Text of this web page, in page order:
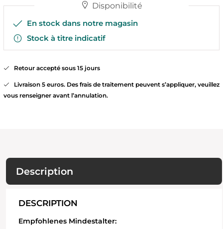
Disponibilité
En stock dans notre magasin
Stock à titre indicatif
Retour accepté sous 15 jours
Livraison 5 euros. Des frais de traitement peuvent s’appliquer, veuillez
vous renseigner avant l’annulation.
Description
DESCRIPTION
Empfohlenes Mindestalter: